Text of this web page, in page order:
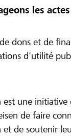
les
dons et de
d'utilité
est une
de faire
et de soutenir